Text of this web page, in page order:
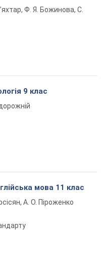
Ф. Я. Божинова, С.
9 клас
мова 11 клас
А. О. Піроженко